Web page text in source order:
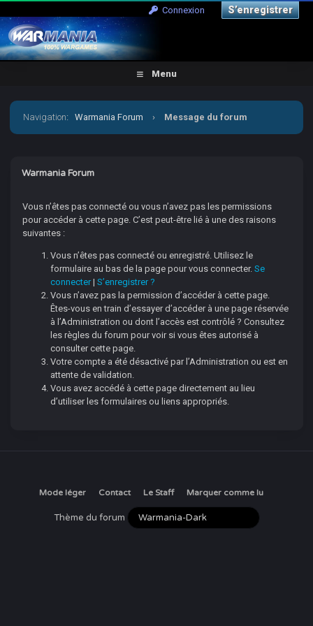
Connexion S’enregistrer
Menu
Navigation:Warmania Forum › Message du forum
Warmania Forum
Vous n’êtes pas connecté ou vous n’avez pas les permissions
pour accéder à cette page. C’est peut-être lié à une des raisons
suivantes :
Vous n’êtes pas connecté ou enregistré. Utilisez le
formulaire au bas de la page pour vous connecter.Se
connecter|S’enregistrer ?
Vous n’avez pas la permission d’accéder à cette page.
Êtes-vous en train d’essayer d’accéder à une page réservée
à l’Administration ou dont l’accès est contrôlé ? Consultez
les règles du forum pour voir si vous êtes autorisé à
consulter cette page.
Votre compte a été désactivé par l’Administration ou est en
attente de validation.
Vous avez accédé à cette page directement au lieu
d’utiliser les formulaires ou liens appropriés.
Mode léger Contact Le Staff Marquer comme lu
Thème du forum